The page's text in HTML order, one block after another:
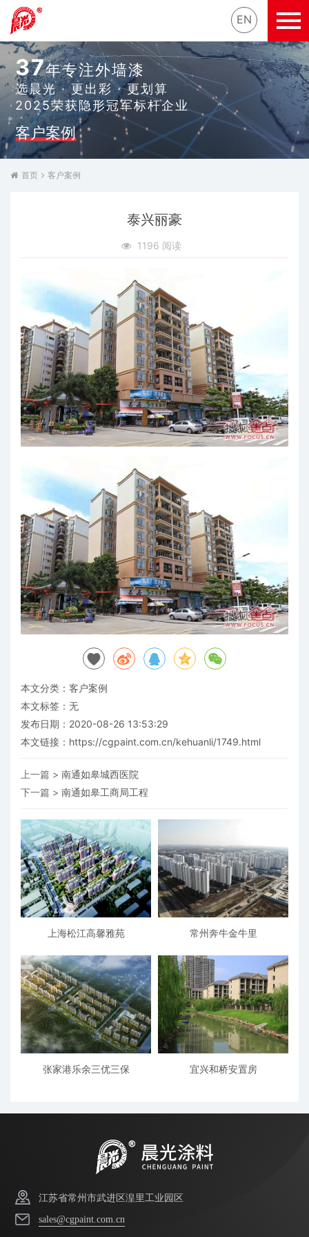
EN
37年专注外墙漆
选晨光 · 更出彩 · 更划算
2025荣获隐形冠军标杆企业
客户案例
首页 客户案例
泰兴丽豪
1196 阅读
本文分类： 客户案例
本文标签：无
发布日期：2020-08-26 13:53:29
本文链接： https://cgpaint.com.cn/kehuanli/1749.html
上一篇 > 南通如皋城西医院
下一篇 > 南通如皋工商局工程
上海松江高馨雅苑 常州奔牛金牛里
张家港乐余三优三保 宜兴和桥安置房
江苏省常州市武进区湟里工业园区
sales@cgpaint.com.cn